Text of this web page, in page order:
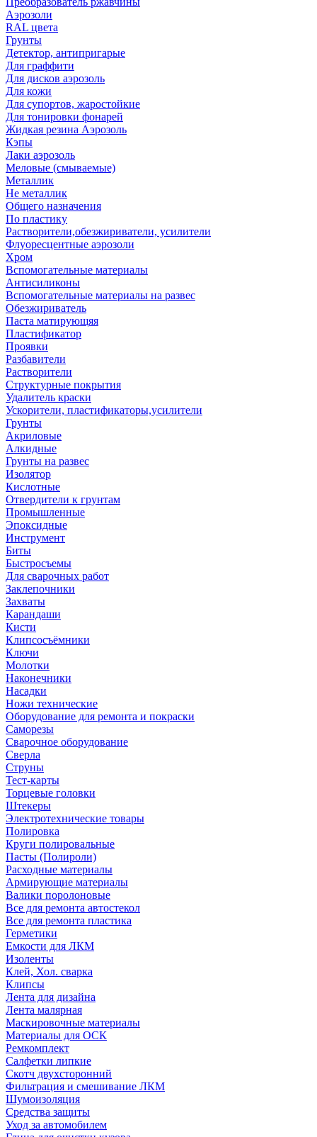
Аэрозоли
RAL цвета
Грунты
Детектор, антипригарые
Для граффити
Для дисков аэрозоль
Для кожи
Для супортов, жаростойкие
Для тонировки фонарей
Жидкая резина Аэрозоль
Кэпы
Лаки аэрозоль
Меловые (смываемые)
Металлик
Не металлик
Общего назначения
По пластику
Растворители,обезжириватели, усилители
Флуоресцентные аэрозоли
Хром
Вспомогательные материалы
Антисиликоны
Вспомогательные материалы на развес
Обезжириватель
Паста матирующяя
Пластификатор
Проявки
Разбавители
Растворители
Структурные покрытия
Удалитель краски
Ускорители, пластификаторы,усилители
Грунты
Акриловые
Алкидные
Грунты на развес
Изолятор
Кислотные
Отвердители к грунтам
Промышленные
Эпоксидные
Инструмент
Биты
Быстросъемы
Для сварочных работ
Заклепочники
Захваты
Карандаши
Кисти
Клипсосъёмники
Ключи
Молотки
Наконечники
Насадки
Ножи технические
Оборудование для ремонта и покраски
Саморезы
Сварочное оборудование
Сверла
Струны
Тест-карты
Торцевые головки
Штекеры
Электротехнические товары
Полировка
Круги полировальные
Пасты (Полироли)
Расходные материалы
Армирующие материалы
Валики поролоновые
Все для ремонта автостекол
Все для ремонта пластика
Герметики
Емкости для ЛКМ
Изоленты
Клей, Хол. сварка
Клипсы
Лента для дизайна
Лента малярная
Маскировочные материалы
Материалы для ОСК
Ремкомплект
Салфетки липкие
Скотч двухсторонний
Фильтрация и смешивание ЛКМ
Шумоизоляция
Средства защиты
Уход за автомобилем